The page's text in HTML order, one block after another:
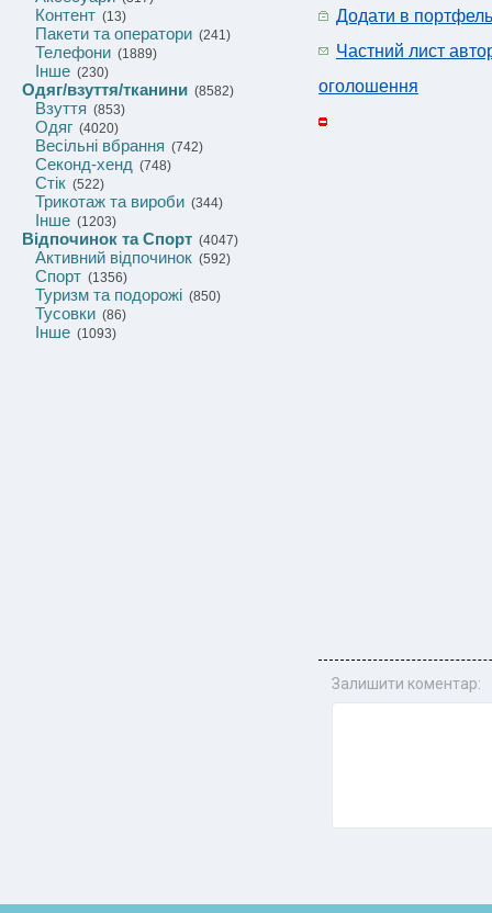
Контент (13)
Пакети та оператори (241)
Телефони (1889)
Інше (230)
Одяг/взуття/тканини (8582)
Взуття (853)
Одяг (4020)
Весільні вбрання (742)
Секонд-хенд (748)
Стік (522)
Трикотаж та вироби (344)
Інше (1203)
Відпочинок та Спорт (4047)
Активний відпочинок (592)
Спорт (1356)
Туризм та подорожі (850)
Тусовки (86)
Інше (1093)
Додати в портфель
Частний лист
оголошення
Залишити коментар: